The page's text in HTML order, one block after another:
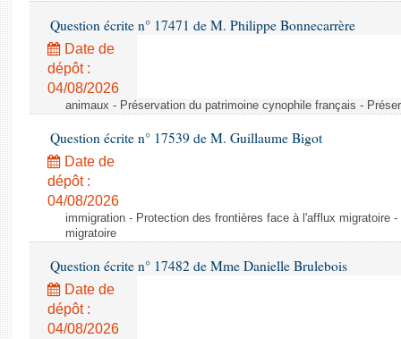
Question écrite n° 17471 de M. Philippe Bonnecarrère
Date de
dépôt :
04/08/2026
animaux - Préservation du patrimoine cynophile français -
Question écrite n° 17539 de M. Guillaume Bigot
Date de
dépôt :
04/08/2026
immigration - Protection des frontières face à l'afflux migratoire
migratoire
Question écrite n° 17482 de Mme Danielle Brulebois
Date de
dépôt :
04/08/2026